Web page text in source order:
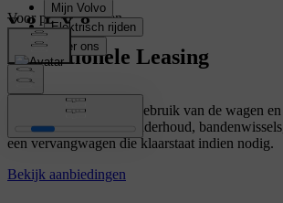
Voor professionelen
Operationele Leasing
Betaal alleen voor het gebruik van de wagen
inbegrepen diensten: onderhoud,
een vervangwagen die klaarstaat indien nodig.
Bekijk aanbiedingen